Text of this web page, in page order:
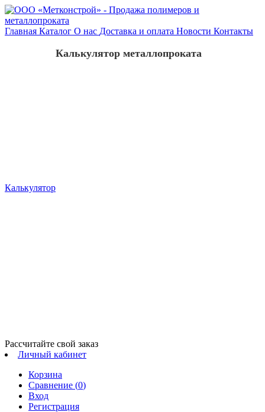
Главная Каталог О нас Доставка и оплата Новости Контакты
Калькулятор
Калькулятор металлопроката
Рассчитайте свой заказ
Личный кабинет
Корзина
Сравнение (0)
Вход
Регистрация